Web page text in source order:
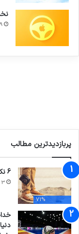
29
پربازدیدترین مطالب
71%
6 نکته‌ی مهم برای گرفتن عکس‌های جذاب‌تر در سفر
3 جولای 2021